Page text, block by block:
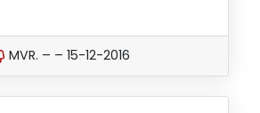
MVR. – – 15-12-2016